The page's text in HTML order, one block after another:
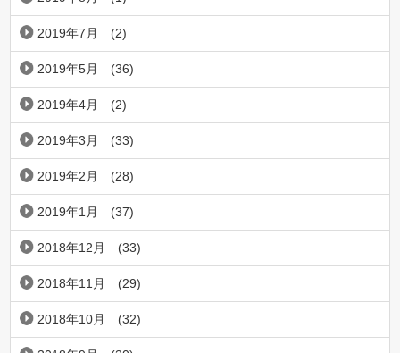
2019年7月 (2)
2019年5月 (36)
2019年4月 (2)
2019年3月 (33)
2019年2月 (28)
2019年1月 (37)
2018年12月 (33)
2018年11月 (29)
2018年10月 (32)